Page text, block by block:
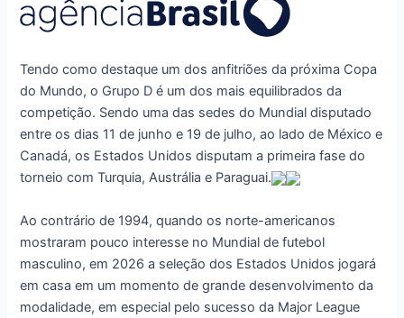
Tendo como destaque um dos anfitriões da próxima Copa
do Mundo, o Grupo D é um dos mais equilibrados da
competição. Sendo uma das sedes do Mundial disputado
entre os dias 11 de junho e 19 de julho, ao lado de México e
Canadá, os Estados Unidos disputam a primeira fase do
torneio com Turquia, Austrália e Paraguai.
Ao contrário de 1994, quando os norte-americanos
mostraram pouco interesse no Mundial de futebol
masculino, em 2026 a seleção dos Estados Unidos jogará
em casa em um momento de grande desenvolvimento da
modalidade, em especial pelo sucesso da Major League